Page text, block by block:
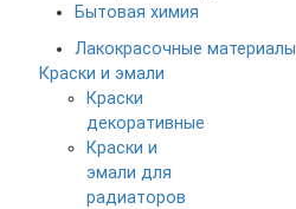
Бытовая химия
Лакокрасочные материалы
Краски и эмали
Краски
декоративные
Краски и
эмали для
радиаторов